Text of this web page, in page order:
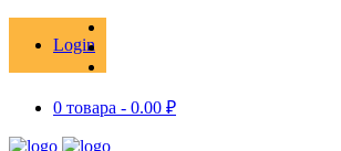
Login
0 товара - 0.00 ₽